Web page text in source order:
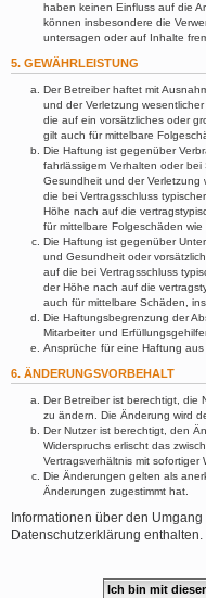
haben keinen Einfluss auf die
können insbesondere die
untersagen oder auf Inhalte
5. GEWÄHRLEISTUNG
Der Betreiber haftet mit
und der Verletzung
die auf ein vorsätzliches oder
gilt auch für mittelbare
Die Haftung ist gegenüber
fahrlässigem Verhalten oder
Gesundheit und der Verletzung
die bei Vertragsschluss
Höhe nach auf die
für mittelbare Folgeschäden
Die Haftung ist gegenüber
und Gesundheit oder
auf die bei Vertragsschluss
der Höhe nach auf die
auch für mittelbare Schäden,
Die Haftungsbegrenzung der
Mitarbeiter und
Ansprüche für eine Haftung
6. ÄNDERUNGSVORBEHALT
Der Betreiber ist berechtigt, die
zu ändern. Die Änderung wird
Der Nutzer ist berechtigt, den
Widerspruchs erlischt das
Vertragsverhältnis mit sofortiger
Die Änderungen gelten als
Änderungen zugestimmt hat.
Informationen über den
Datenschutzerklärung enthalten.